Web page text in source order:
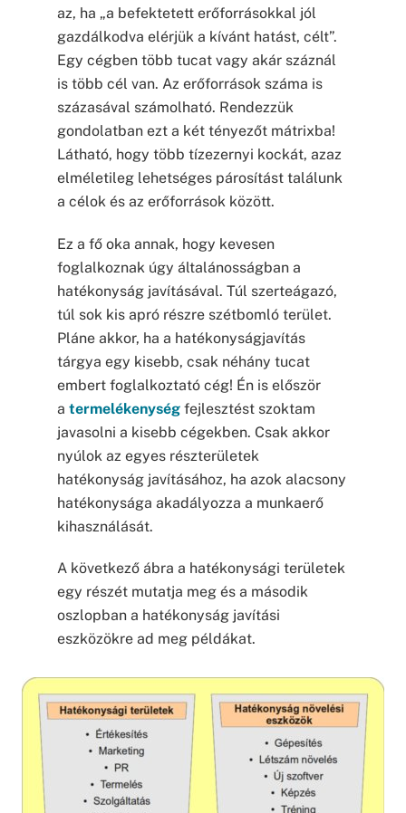
az, ha „a befektetett erőforrásokkal jól
gazdálkodva elérjük a kívánt hatást, célt”.
Egy cégben több tucat vagy akár száznál
is több cél van. Az erőforrások száma is
százasával számolható. Rendezzük
gondolatban ezt a két tényezőt mátrixba!
Látható, hogy több tízezernyi kockát, azaz
elméletileg lehetséges párosítást találunk
a célok és az erőforrások között.
Ez a fő oka annak, hogy kevesen
foglalkoznak úgy általánosságban a
hatékonyság javításával. Túl szerteágazó,
túl sok kis apró részre szétbomló terület.
Pláne akkor, ha a hatékonyságjavítás
tárgya egy kisebb, csak néhány tucat
embert foglalkoztató cég! Én is először
a termelékenységfejlesztést szoktam
javasolni a kisebb cégekben. Csak akkor
nyúlok az egyes részterületek
hatékonyság javításához, ha azok alacsony
hatékonysága akadályozza a munkaerő
kihasználását.
A következő ábra a hatékonysági területek
egy részét mutatja meg és a második
oszlopban a hatékonyság javítási
eszközökre ad meg példákat.